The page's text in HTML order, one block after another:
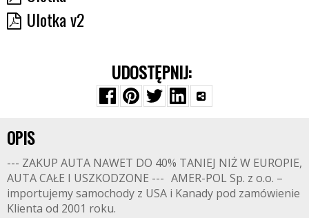
Ulotka v2
UDOSTĘPNIJ:
OPIS
--- ZAKUP AUTA NAWET DO 40% TANIEJ NIŻ W EUROPIE,
AUTA CAŁE I USZKODZONE --- AMER-POL Sp. z o.o. –
importujemy samochody z USA i Kanady pod zamówienie
Klienta od 2001 roku.